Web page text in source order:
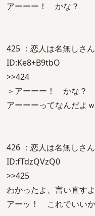
アーーー！ かな？
425 ：恋人は名無しさ
ID:Ke8+B9tbO
>>424
＞アーーー！ かな？
アーーーってなんだよ
426 ：恋人は名無しさ
ID:fTdzQVzQ0
>>425
わかったよ、言い直すよ
アーッ！ これでいい